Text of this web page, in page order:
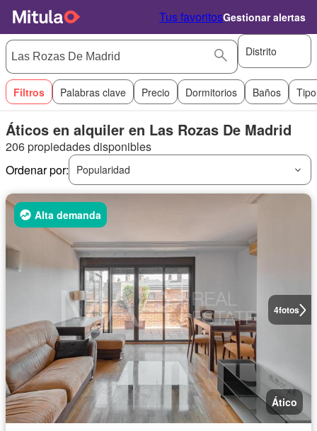
Tus favoritosGestionar alertas
Distrito
Filtros Palabras clave Precio Dormitorios Baños
Áticos en alquiler en Las Rozas De Madrid
206 propiedades disponibles
Ordenar por:
Popularidad
4fotos
Alta demanda
Ático